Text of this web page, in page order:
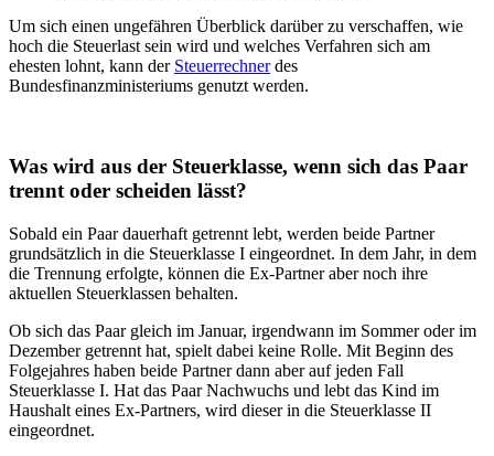
Um sich einen ungefähren Überblick darüber zu verschaffen, wie
hoch die Steuerlast sein wird und welches Verfahren sich am
ehesten lohnt, kann der Steuerrechnerdes
Bundesfinanzministeriums genutzt werden.
Was wird aus der Steuerklasse, wenn sich das Paar
trennt oder scheiden lässt?
Sobald ein Paar dauerhaft getrennt lebt, werden beide Partner
grundsätzlich in die Steuerklasse I eingeordnet. In dem Jahr, in dem
die Trennung erfolgte, können die Ex-Partner aber noch ihre
aktuellen Steuerklassen behalten.
Ob sich das Paar gleich im Januar, irgendwann im Sommer oder im
Dezember getrennt hat, spielt dabei keine Rolle. Mit Beginn des
Folgejahres haben beide Partner dann aber auf jeden Fall
Steuerklasse I. Hat das Paar Nachwuchs und lebt das Kind im
Haushalt eines Ex-Partners, wird dieser in die Steuerklasse II
eingeordnet.